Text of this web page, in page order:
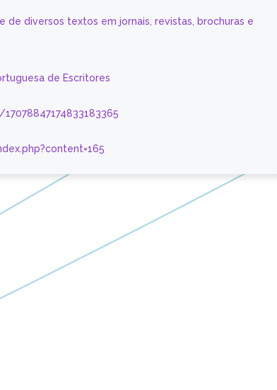
de diversos textos em jornais, revistas, brochuras e
de Escritores